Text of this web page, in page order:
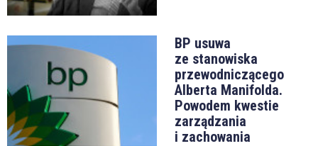
BP usuwa
ze stanowiska
przewodniczącego
Alberta Manifolda.
Powodem kwestie
zarządzania
i zachowania